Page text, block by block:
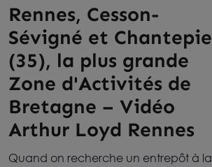
Rennes, Cesson-
Sévigné et Chantepie
(35), la plus grande
Zone d'Activités de
Bretagne – Vidéo
Arthur Loyd Rennes
Quand on recherche un entrepôt à la